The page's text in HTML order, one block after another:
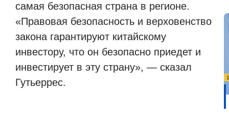
самая безопасная страна в регионе.
«Правовая безопасность и верховенство
закона гарантируют китайскому
инвестору, что он безопасно приедет и
инвестирует в эту страну», — сказал
Гутьеррес.